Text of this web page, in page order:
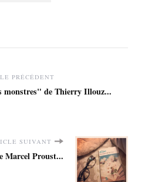
PRÉCÉDENT
monstres" de Thierry Illouz...
SUIVANT
Marcel Proust...